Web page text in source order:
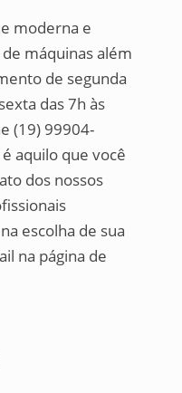
moderna e
máquinas além
de segunda
das 7h às
(19) 99904-
aquilo que você
dos nossos
escolha de sua
na página de